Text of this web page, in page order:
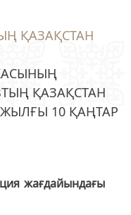
ҚАЗАҚСТАН
ҚАЗАҚСТАН
10 ҚАҢТАР
жағдайындағы